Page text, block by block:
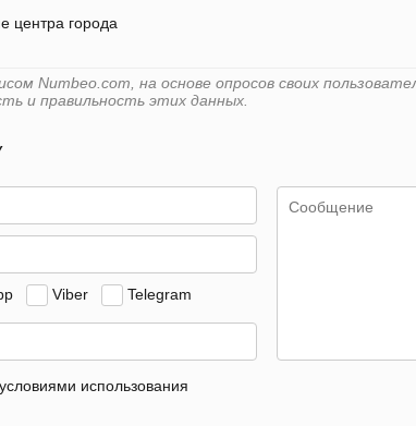
центра города
Numbeo.com, на основе опросов своих
и правильность этих данных.
Viber Telegram
использования